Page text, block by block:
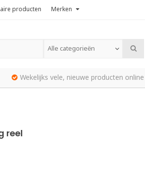
producten Merken
Alle categorieën
Wekelijks vele, nieuwe producten online
reel